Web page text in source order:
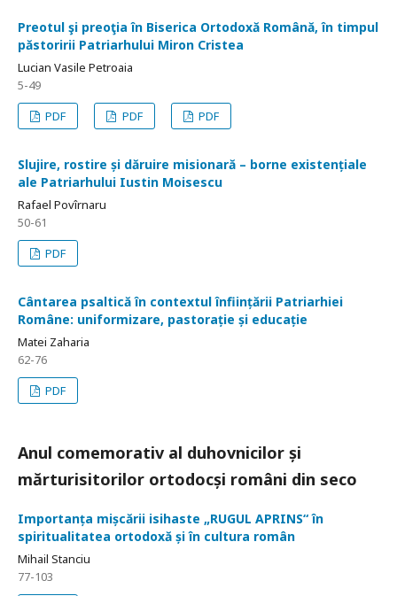
Preotul şi preoţia în Biserica Ortodoxă Română, în timpul
păstoririi Patriarhului Miron Cristea
Lucian Vasile Petroaia
5-49
PDF
PDF PDF
Slujire, rostire și dăruire misionară – borne existențiale
ale Patriarhului Iustin Moisescu
Rafael Povîrnaru
50-61
PDF
Cântarea psaltică în contextul înființării Patriarhiei
Române: uniformizare, pastorație și educație
Matei Zaharia
62-76
PDF
Anul comemorativ al duhovnicilor și
mărturisitorilor ortodocși români din seco
Importanța mișcării isihaste „RUGUL APRINS“ în
spiritualitatea ortodoxă și în cultura român
Mihail Stanciu
77-103